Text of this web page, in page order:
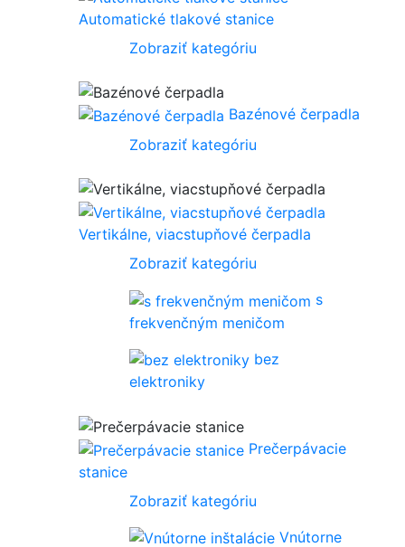
Automatické tlakové stanice
Zobraziť kategóriu
Bazénové čerpadla
Zobraziť kategóriu
Vertikálne, viacstupňové čerpadla
Zobraziť kategóriu
s
frekvenčným meničom
bez
elektroniky
Prečerpávacie
stanice
Zobraziť kategóriu
Vnútorne